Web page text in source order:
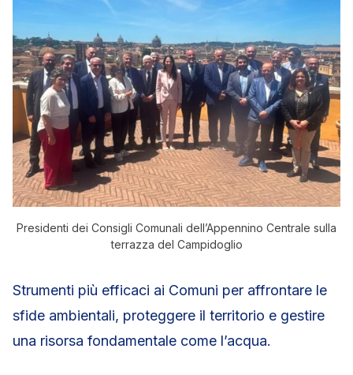
Presidenti dei Consigli Comunali dell’Appennino Centrale sulla
terrazza del Campidoglio
Strumenti più efficaci ai Comuni per affrontare le
sfide ambientali, proteggere il territorio e gestire
una risorsa fondamentale come l’acqua.